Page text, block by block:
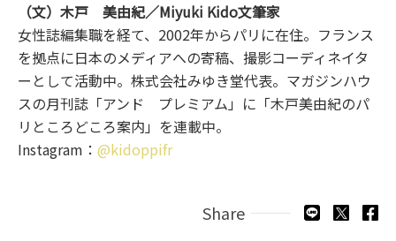
（文）木戸 美由紀／Miyuki Kido文筆家
女性誌編集職を経て、2002年からパリに在住。フランス
を拠点に日本のメディアへの寄稿、撮影コーディネイタ
ーとして活動中。株式会社みゆき堂代表。マガジンハウ
スの月刊誌「アンド プレミアム」に「木戸美由紀のパ
リところどころ案内」を連載中。
Instagram： @kidoppifr
Share